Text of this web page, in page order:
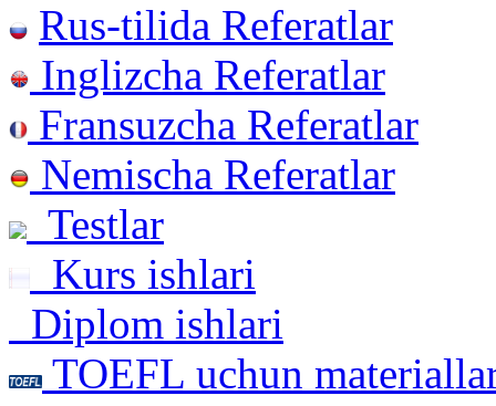
Rus-tilida Referatlar
Inglizcha Referatlar
Fransuzcha Referatlar
Nemischa Referatlar
Testlar
Kurs ishlari
Diplom ishlari
TOEFL uchun